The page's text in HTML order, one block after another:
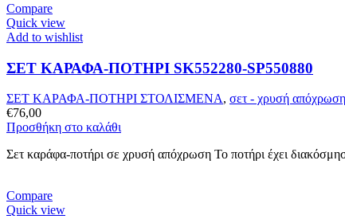
Compare
Quick view
Add to wishlist
ΣΕΤ ΚΑΡΑΦΑ-ΠΟΤΗΡΙ SK552280-SP550880
ΣΕΤ ΚΑΡΑΦΑ-ΠΟΤΗΡΙ ΣΤΟΛΙΣΜΕΝΑ, σετ - χρυσή απόχρωση
€76,00
Προσθήκη στο καλάθι
Σετ καράφα-ποτήρι σε χρυσή απόχρωση Το ποτήρι έχει
Compare
Quick view